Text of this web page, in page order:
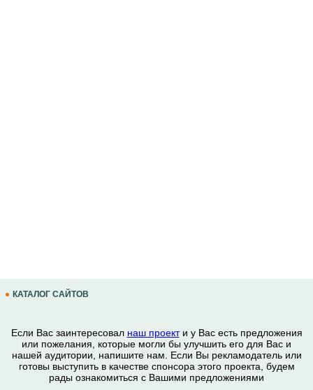
КАТАЛОГ САЙТОВ
Если Вас заинтересовал наш проекти у Вас есть предложения
или пожелания, которые могли бы улучшить его для Вас и
нашей аудитории, напишите нам. Если Вы рекламодатель или
готовы выступить в качестве спонсора этого проекта, будем
рады ознакомиться с Вашими предложениями